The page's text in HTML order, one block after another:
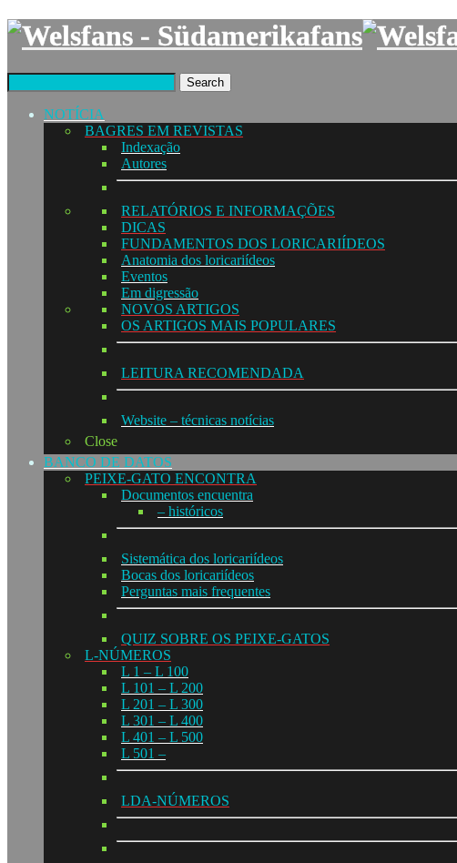
Search
NOTÍCIA
BAGRES EM REVISTAS
Indexação
Autores
RELATÓRIOS E INFORMAÇÕES
DICAS
FUNDAMENTOS DOS LORICARIÍDEOS
Anatomia dos loricariídeos
Eventos
Em digressão
NOVOS ARTIGOS
OS ARTIGOS MAIS POPULARES
LEITURA RECOMENDADA
Website – técnicas notícias
Close
BANCO DE DATOS
PEIXE-GATO ENCONTRA
Documentos encuentra
– históricos
Sistemática dos loricariídeos
Bocas dos loricariídeos
Perguntas mais frequentes
QUIZ SOBRE OS PEIXE-GATOS
L-NÚMEROS
L 1 – L 100
L 101 – L 200
L 201 – L 300
L 301 – L 400
L 401 – L 500
L 501 –
LDA-NÚMEROS